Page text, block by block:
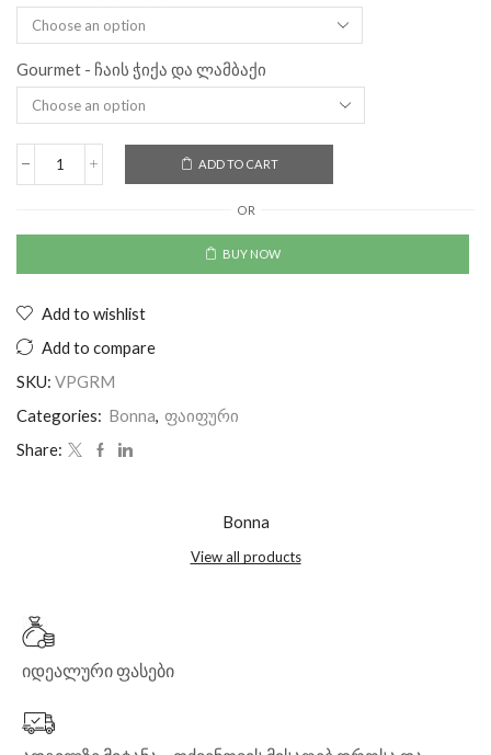
Gourmet - ჩაის ჭიქა და ლამბაქი
ADD TO CART
OR
BUY NOW
Add to wishlist
Add to compare
SKU: VPGRM
Categories: Bonna, ფაიფური
Share:
Bonna
View all products
იდეალური ფასები